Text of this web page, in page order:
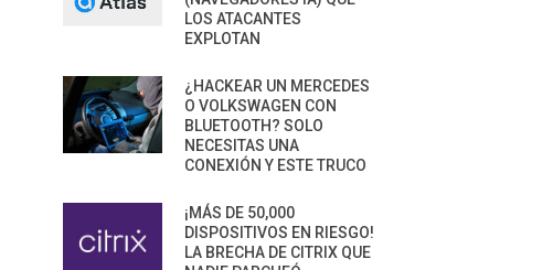
LOS ATACANTES
EXPLOTAN
¿HACKEAR UN MERCEDES
O VOLKSWAGEN CON
BLUETOOTH? SOLO
NECESITAS UNA
CONEXIÓN Y ESTE TRUCO
¡MÁS DE 50,000
DISPOSITIVOS EN RIESGO!
LA BRECHA DE CITRIX QUE